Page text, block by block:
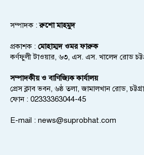
সম্পাদক :রুশো মাহমুদ
প্রকাশক : মোহাম্মদ ওমর ফারুক
কর্ণফুলী টাওয়ার, ৬৩, এস. এস. খালেদ রোড
সম্পাদকীয় ও বাণিজ্যিক কার্যালয়
প্রেস ক্লাব ভবন, ৬ষ্ঠ তলা, জামালখান রোড,
ফোন : 02333363044-45
E-mail : news@suprobhat.com